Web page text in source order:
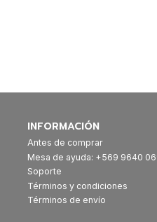
INFORMACIÓN
Antes de comprar
Mesa de ayuda: +569 9640
Soporte
Términos y condiciones
Términos de envío